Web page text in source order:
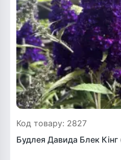
Код товару: 2827
Будлея Давида Блек